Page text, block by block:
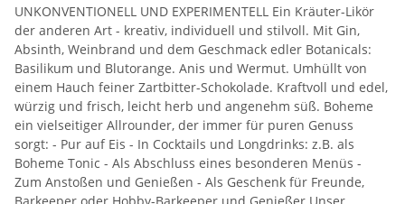
UNKONVENTIONELL UND EXPERIMENTELL Ein Kräuter-Likör
der anderen Art - kreativ, individuell und stilvoll. Mit Gin,
Absinth, Weinbrand und dem Geschmack edler Botanicals:
Basilikum und Blutorange. Anis und Wermut. Umhüllt von
einem Hauch feiner Zartbitter-Schokolade. Kraftvoll und edel,
würzig und frisch, leicht herb und angenehm süß. Boheme
ein vielseitiger Allrounder, der immer für puren Genuss
sorgt: - Pur auf Eis - In Cocktails und Longdrinks: z.B. als
Boheme Tonic - Als Abschluss eines besonderen Menüs -
Zum Anstoßen und Genießen - Als Geschenk für Freunde,